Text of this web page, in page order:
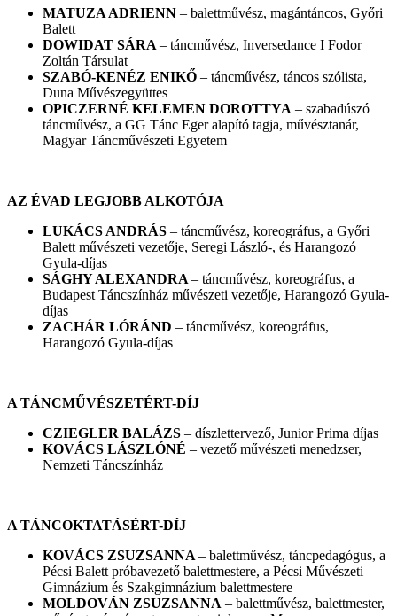
MATUZA ADRIENN – balettművész, magántáncos, Győri
Balett
DOWIDAT SÁRA – táncművész, Inversedance I Fodor
Zoltán Társulat
SZABÓ-KENÉZ ENIKŐ – táncművész, táncos szólista,
Duna Művészegyüttes
OPICZERNÉ KELEMEN DOROTTYA – szabadúszó
táncművész, a GG Tánc Eger alapító tagja, művésztanár,
Magyar Táncművészeti Egyetem
AZ ÉVAD LEGJOBB ALKOTÓJA
LUKÁCS ANDRÁS – táncművész, koreográfus, a Győri
Balett művészeti vezetője, Seregi László-, és Harangozó
Gyula-díjas
SÁGHY ALEXANDRA – táncművész, koreográfus, a
Budapest Táncszínház művészeti vezetője, Harangozó Gyula-
díjas
ZACHÁR LÓRÁND – táncművész, koreográfus,
Harangozó Gyula-díjas
A TÁNCMŰVÉSZETÉRT-DÍJ
CZIEGLER BALÁZS – díszlettervező, Junior Prima díjas
KOVÁCS LÁSZLÓNÉ – vezető művészeti menedzser,
Nemzeti Táncszínház
A TÁNCOKTATÁSÉRT-DÍJ
KOVÁCS ZSUZSANNA – balettművész, táncpedagógus, a
Pécsi Balett próbavezető balettmestere, a Pécsi Művészeti
Gimnázium és Szakgimnázium balettmestere
MOLDOVÁN ZSUZSANNA – balettművész, balettmester,